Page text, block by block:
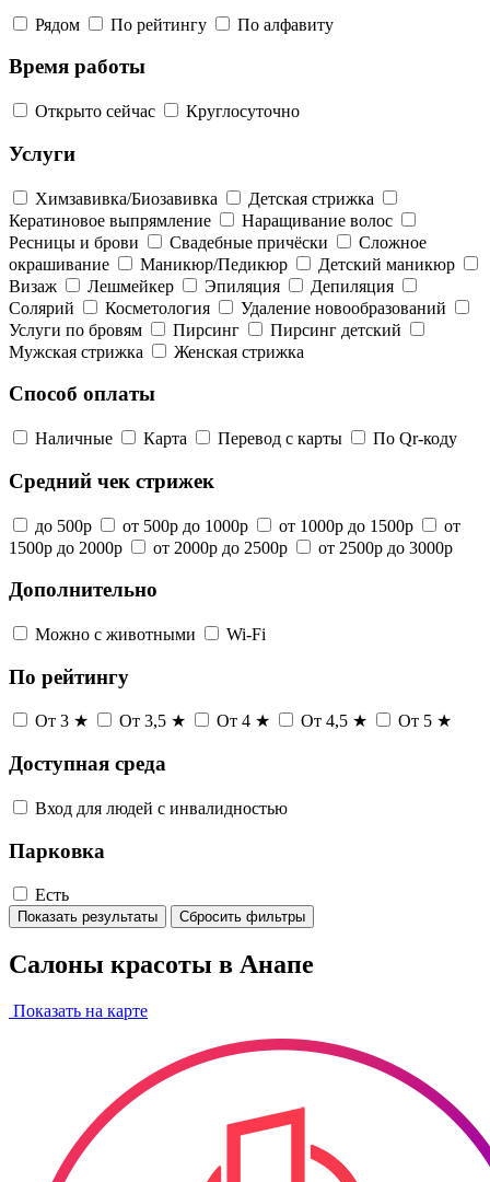
Рядом По рейтингу По алфавиту
Время работы
Открыто сейчас Круглосуточно
Услуги
Химзавивка/Биозавивка
Детская стрижка
Кератиновое выпрямление
Наращивание волос
Ресницы и брови
Свадебные причёски
Сложное
окрашивание
Маникюр/Педикюр
Детский маникюр
Визаж
Лешмейкер Эпиляция
Депиляция
Солярий
Косметология
Удаление новообразований
Услуги по бровям
Пирсинг
Пирсинг детский
Мужская стрижка
Женская стрижка
Способ оплаты
Наличные Карта Перевод с карты По Qr-коду
Средний чек стрижек
до 500р от 500р до 1000р от 1000р до 1500р
от
1500р до 2000р
от 2000р до 2500р от 2500р до 3000р
Дополнительно
Можно с животными Wi-Fi
По рейтингу
От 3 ★ От 3,5 ★ От 4 ★ От 4,5 ★ От 5 ★
Доступная среда
Вход для людей с инвалидностью
Парковка
Есть
Показать результаты Сбросить фильтры
Салоны красоты в Анапе
Показать на карте